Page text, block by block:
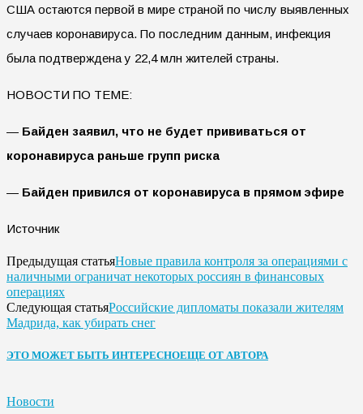
США остаются первой в мире страной по числу выявленных
случаев коронавируса. По последним данным, инфекция
была подтверждена у 22,4 млн жителей страны.
НОВОСТИ ПО ТЕМЕ:
— Байден заявил, что не будет прививаться от
коронавируса раньше групп риска
— Байден привился от коронавируса в прямом эфире
Источник
Предыдущая статьяНовые правила контроля за операциями с
наличными ограничат некоторых россиян в финансовых
операциях
Следующая статьяРоссийские дипломаты показали жителям
Мадрида, как убирать снег
ЭТО МОЖЕТ БЫТЬ ИНТЕРЕСНОЕЩЕ ОТ АВТОРА
Новости